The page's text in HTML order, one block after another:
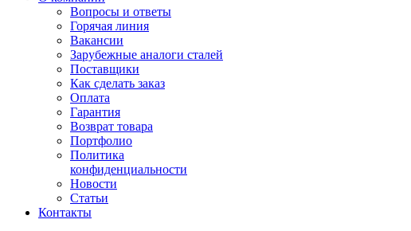
Вопросы и ответы
Горячая линия
Вакансии
Зарубежные аналоги сталей
Поставщики
Как сделать заказ
Оплата
Гарантия
Возврат товара
Портфолио
Политика
конфиденциальности
Новости
Статьи
Контакты